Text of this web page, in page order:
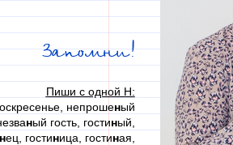
Запомни!
Пиши с одной Н:
непрошеный
ный гость, гостиный,
нец, гостиница, гостиная,